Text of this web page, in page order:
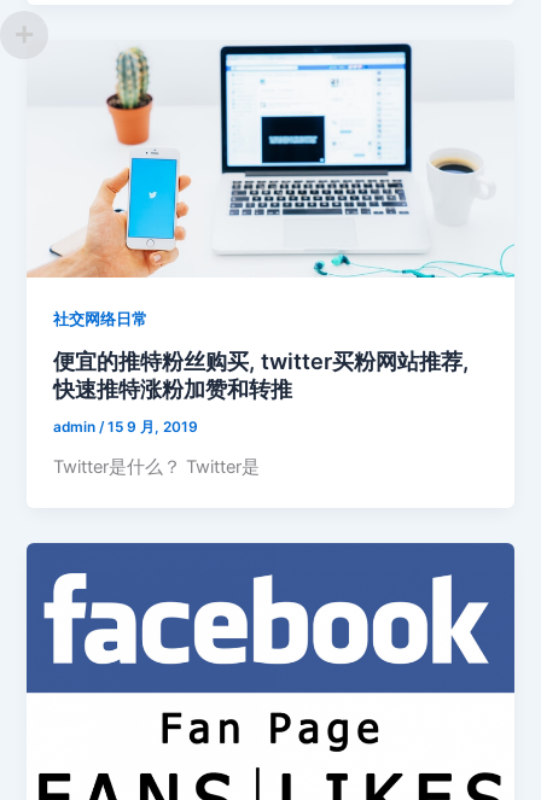
社交网络日常
便宜的推特粉丝购买, twitter买粉网站推荐,
快速推特涨粉加赞和转推
admin/15 9 月, 2019
Twitter是什么？ Twitter是